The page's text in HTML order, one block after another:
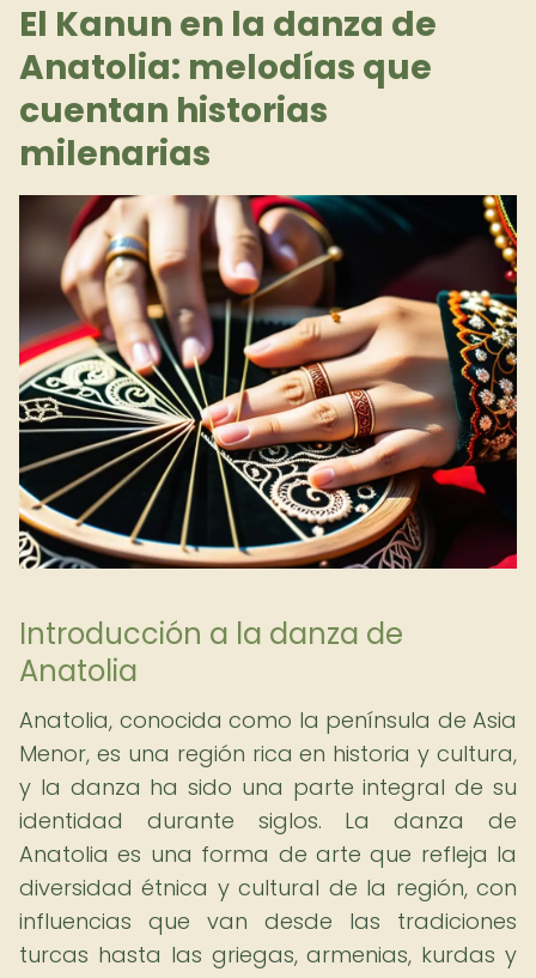
El Kanun en la danza de
Anatolia: melodías que
cuentan historias
milenarias
Introducción a la danza de
Anatolia
Anatolia, conocida como la península de Asia
Menor, es una región rica en historia y cultura,
y la danza ha sido una parte integral de su
identidad durante siglos. La danza de
Anatolia es una forma de arte que refleja la
diversidad étnica y cultural de la región, con
influencias que van desde las tradiciones
turcas hasta las griegas, armenias, kurdas y